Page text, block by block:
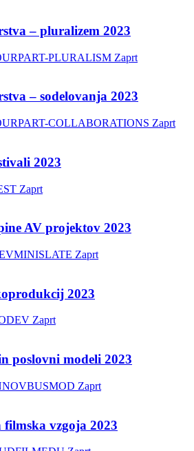
– pluralizem 2023
PLURALISM Zaprt
– sodelovanja 2023
COLLABORATIONS Zaprt
2023
Zaprt
AV projektov 2023
Zaprt
2023
Zaprt
poslovni modeli 2023
Zaprt
vzgoja 2023